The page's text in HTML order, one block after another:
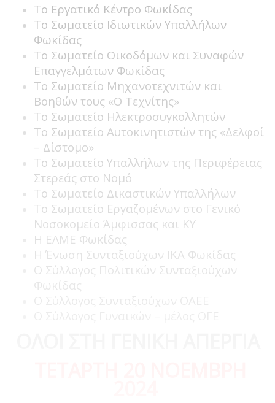
Το Εργατικό Κέντρο Φωκίδας
Το Σωματείο Ιδιωτικών Υπαλλήλων
Φωκίδας
Το Σωματείο Οικοδόμων και Συναφών
Επαγγελμάτων Φωκίδας
Το Σωματείο Μηχανοτεχνιτών και
Βοηθών τους «Ο Τεχνίτης»
Το Σωματείο Ηλεκτροσυγκολλητών
Το Σωματείο Αυτοκινητιστών της «Δελφοί
– Δίστομο»
Το Σωματείο Υπαλλήλων της Περιφέρειας
Στερεάς στο Νομό
Το Σωματείο Δικαστικών Υπαλλήλων
Το Σωματείο Εργαζομένων στο Γενικό
Νοσοκομείο Άμφισσας και ΚΥ
Η ΕΛΜΕ Φωκίδας
Η Ένωση Συνταξιούχων ΙΚΑ Φωκίδας
Ο Σύλλογος Πολιτικών Συνταξιούχων
Φωκίδας